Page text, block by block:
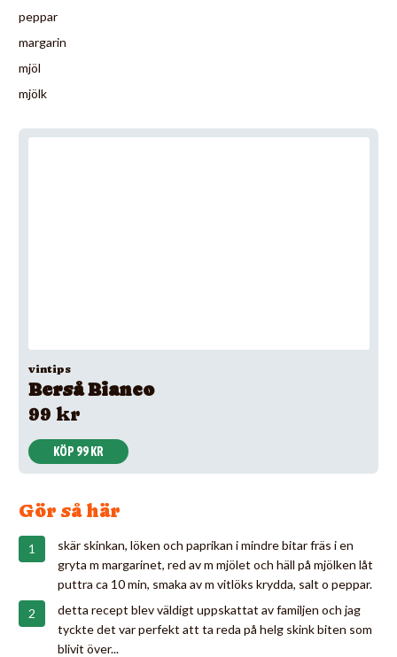
peppar
margarin
mjöl
mjölk
vintips
Berså Bianco
99 kr
KÖP 99 KR
Gör så här
skär skinkan, löken och paprikan i mindre bitar fräs i en
gryta m margarinet, red av m mjölet och häll på mjölken låt
puttra ca 10 min, smaka av m vitlöks krydda, salt o peppar.
detta recept blev väldigt uppskattat av familjen och jag
tyckte det var perfekt att ta reda på helg skink biten som
blivit över...